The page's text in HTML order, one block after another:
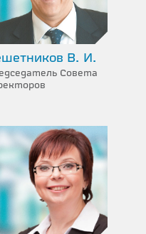
В. И.
Cовета